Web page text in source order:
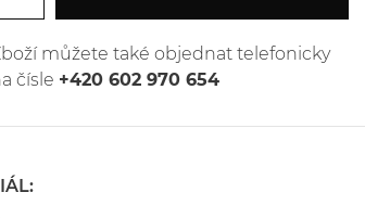
můžete také objednat telefonicky
čísle +420 602 970 654